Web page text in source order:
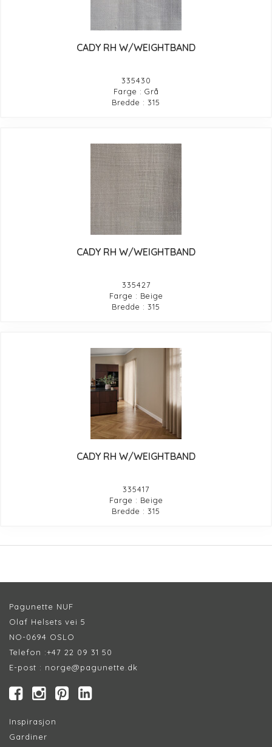
CADY RH W/WEIGHTBAND
335430
Farge : Grå
Bredde : 315
CADY RH W/WEIGHTBAND
335427
Farge : Beige
Bredde : 315
CADY RH W/WEIGHTBAND
335417
Farge : Beige
Bredde : 315
Pagunette NUF
Olaf Helsets vei 5
NO-0694 OSLO
Telefon :+47 22 09 31 50
E-post : norge@pagunette.dk
Inspirasjon
Gardiner